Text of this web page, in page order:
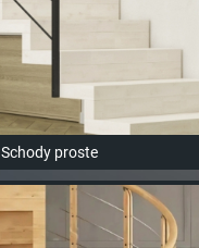
Schody proste